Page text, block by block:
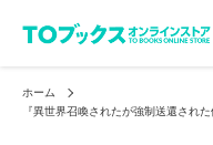
ホーム
『異世界召喚されたが強制送還され